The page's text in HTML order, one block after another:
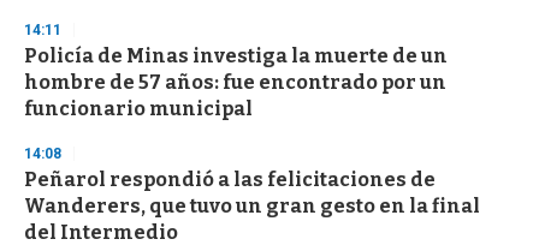
d
s
o
f
3
s
e
c
o
n
14:11
Policía de Minas investiga la muerte de un
hombre de 57 años: fue encontrado por un
funcionario municipal
14:08
Peñarol respondió a las felicitaciones de
Wanderers, que tuvo un gran gesto en la final
del Intermedio